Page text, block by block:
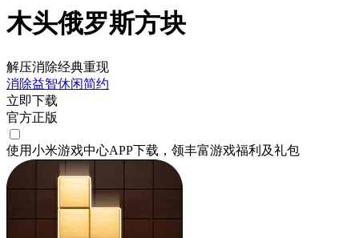
木头俄罗斯方块
解压消除经典重现
消除益智休闲简约
立即下载
官方正版
使用小米游戏中心APP下载 ，领丰富游戏福利 及礼包